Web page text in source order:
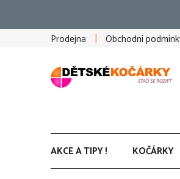
obsah
Prodejna
Obchodní
AKCE A TIPY ! KOČÁRKY